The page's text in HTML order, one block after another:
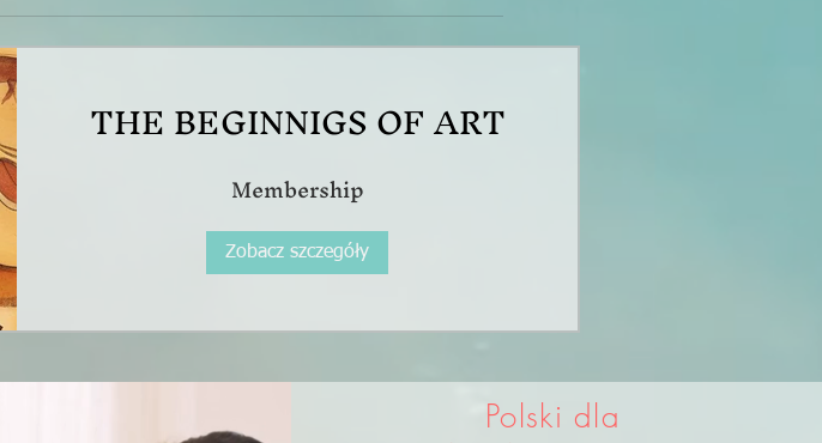
THE BEGINNIGS OF ART
Membership
Zobacz szczegóły
Polski dla